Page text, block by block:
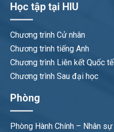
Học tập tại HIU
Chương trình Cử nhân
Chương trình tiếng Anh
Chương trình Liên kết Quốc tế
Chương trình Sau đại học
Phòng
Phòng Hành Chính – Nhân sự